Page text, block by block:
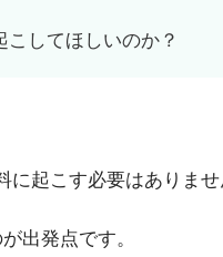
こしてほしいのか？
起こす必要はありませ
出発点です。